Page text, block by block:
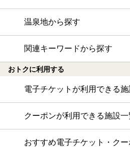
温泉地から探す
関連キーワードから探す
おトクに利用する
電子チケットが利用できる施
クーポンが利用できる施設一
おすすめ電子チケット・ク